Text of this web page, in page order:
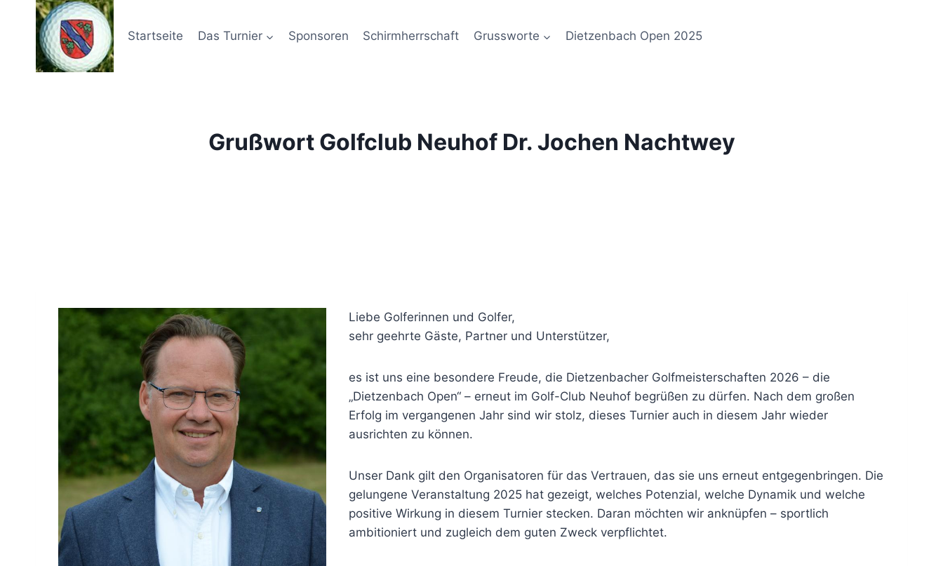
springen
Startseite Das Turnier Sponsoren Schirmherrschaft Grussworte Dietzenbach Open 2025
Grußwort Golfclub Neuhof Dr. Jochen Nachtwey
Liebe Golferinnen und Golfer,
sehr geehrte Gäste, Partner und Unterstützer,
es ist uns eine besondere Freude, die Dietzenbacher Golfmeisterschaften 2026 – die
„Dietzenbach Open“ – erneut im Golf-Club Neuhof begrüßen zu dürfen. Nach dem großen
Erfolg im vergangenen Jahr sind wir stolz, dieses Turnier auch in diesem Jahr wieder
ausrichten zu können.
Unser Dank gilt den Organisatoren für das Vertrauen, das sie uns erneut entgegenbringen. Die
gelungene Veranstaltung 2025 hat gezeigt, welches Potenzial, welche Dynamik und welche
positive Wirkung in diesem Turnier stecken. Daran möchten wir anknüpfen – sportlich
ambitioniert und zugleich dem guten Zweck verpflichtet.